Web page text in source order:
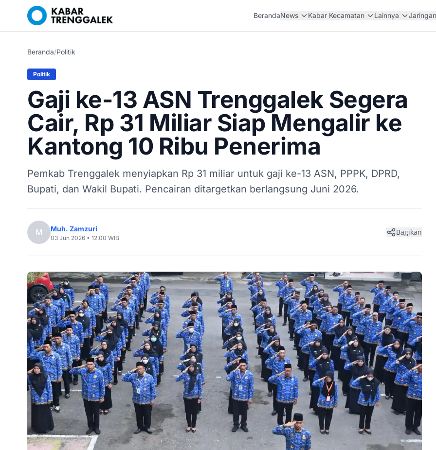
BerandaNews Kabar Kecamatan Lainnya
Beranda/Politik
Politik
Gaji ke-13 ASN Trenggalek Segera
Cair, Rp 31 Miliar Siap Mengalir ke
Kantong 10 Ribu Penerima
Pemkab Trenggalek menyiapkan Rp 31 miliar untuk gaji ke-13 ASN, PPPK, DPRD,
Bupati, dan Wakil Bupati. Pencairan ditargetkan berlangsung Juni 2026.
M Muh. Zamzuri
03 Jun 2026 • 12:00 WIB
Bagikan